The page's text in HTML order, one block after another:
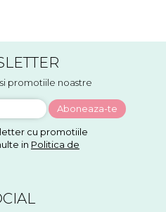
promotiile noastre
cu promotiile
in Politica de